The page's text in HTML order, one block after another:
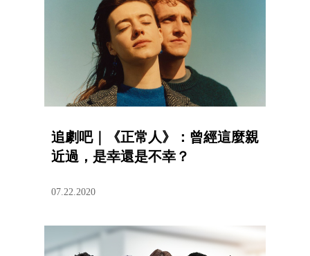
追劇吧｜《正常人》：曾經這麼親
近過，是幸還是不幸？
07.22.2020